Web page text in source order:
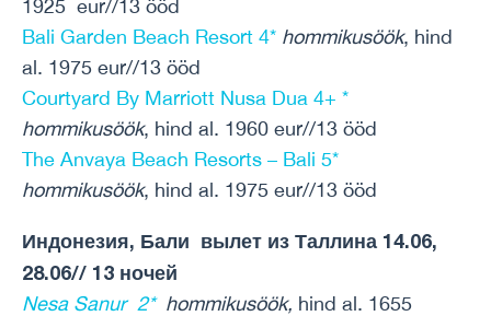
1925 eur//13 ööd
Bali Garden Beach Resort 4* hommikusöök, hind
al. 1975 eur//13 ööd
Courtyard By Marriott Nusa Dua 4+ *
hommikusöök, hind al. 1960 eur//13 ööd
The Anvaya Beach Resorts – Bali 5*
hommikusöök, hind al. 1975 eur//13 ööd
Индонезия, Бали вылет из Таллина 14.06,
28.06// 13 ночей
Nesa Sanur 2* hommikusöök, hind al. 1655